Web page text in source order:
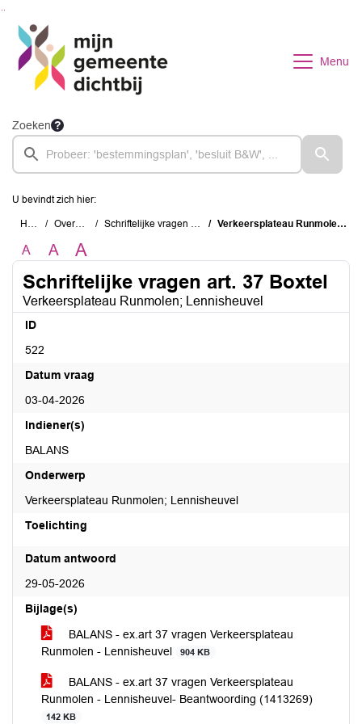
Menu
Zoeken
U bevindt zich hier:
Home Overzichten Schriftelijke vragen art. 37 Boxtel Verkeersplateau Runmolen; Lennisheuvel
A A A
Schriftelijke vragen art. 37 Boxtel
Verkeersplateau Runmolen; Lennisheuvel
ID
522
Datum vraag
03-04-2026
Indiener(s)
BALANS
Onderwerp
Verkeersplateau Runmolen; Lennisheuvel
Toelichting
Datum antwoord
29-05-2026
Bijlage(s)
BALANS - ex.art 37 vragen Verkeersplateau
Runmolen - Lennisheuvel
904 KB
BALANS - ex.art 37 vragen Verkeersplateau
Runmolen - Lennisheuvel- Beantwoording (1413269)
142 KB